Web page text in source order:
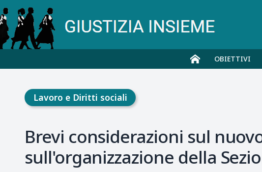
OBIETTIVI
Lavoro e Diritti sociali
Brevi considerazioni sul
sull'organizzazione della